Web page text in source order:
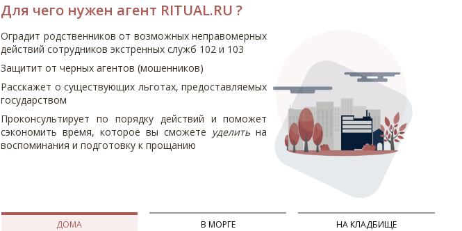
Для чего нужен агент RITUAL.RU ?
Оградит родственников от возможных неправомерных
действий сотрудников экстренных служб 102 и 103
Защитит от черных агентов (мошенников)
Расскажет о существующих льготах, предоставляемых
государством
Проконсультирует по порядку действий и поможет
сэкономить время, которое вы сможете уделить на
воспоминания и подготовку к прощанию
ДОМА В МОРГЕ НА КЛАДБИЩЕ